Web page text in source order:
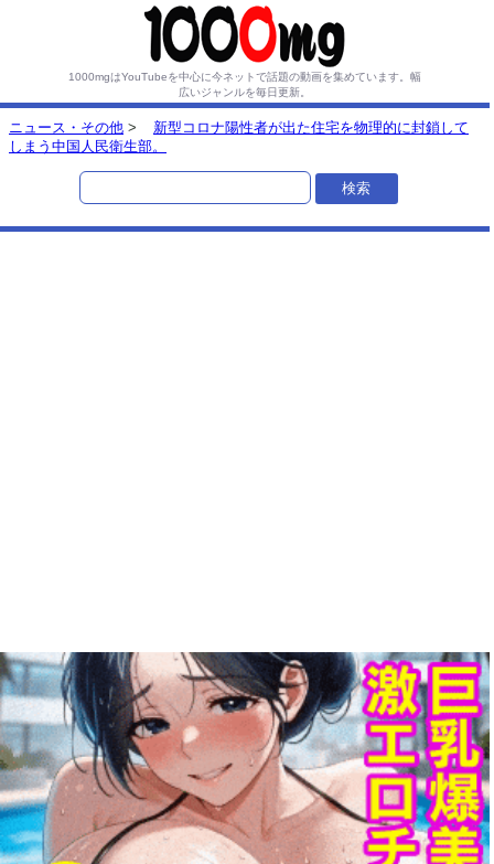
1000mgはYouTubeを中心に今ネットで話題の動画を集めています。 幅
広いジャンルを毎日更新。
ニュース・その他 >
新型コロナ陽性者が出た住宅を物理的に封鎖して
しまう中国人民衛生部。